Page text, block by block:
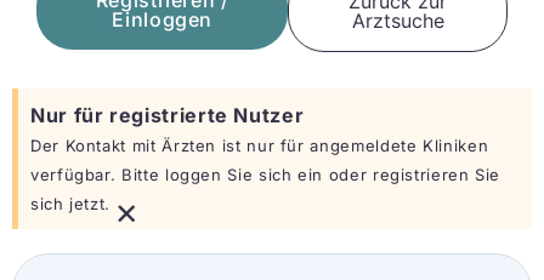
Einloggen
Arztsuche
Nur für registrierte Nutzer
Der Kontakt mit Ärzten ist nur für angemeldete Kliniken
verfügbar. Bitte loggen Sie sich ein oder registrieren Sie
sich jetzt. ×